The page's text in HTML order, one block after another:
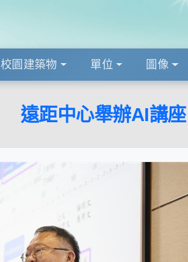
校園建築物 單位 圖像
遠距中心舉辦AI講座